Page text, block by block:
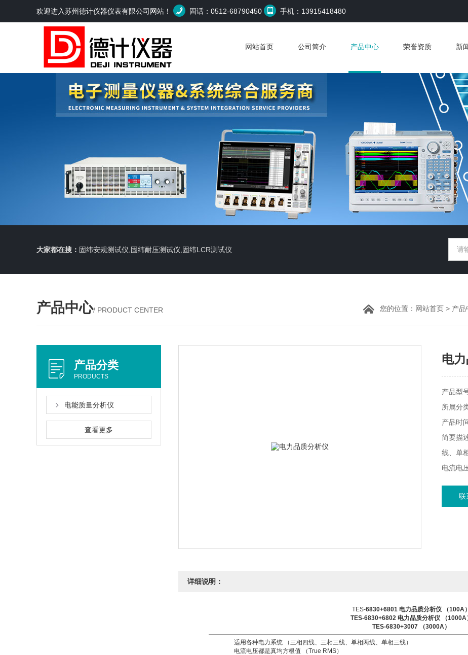
欢迎进入苏州德计仪器仪表有限公司网站！ 固话：0512-68790450 手机：13915418480
网站首页 公司简介 产品中心 荣誉资质 新
大家都在搜： 固纬安规测试仪,固纬耐压测试仪,固纬LCR测试仪
产品中心/ PRODUCT CENTER 您的位置： 网站首页 > 产品
产品分类
PRODUCTS
电能质量分析仪
查看更多
电
产品型
所属分
产品时
简要描
线、单
电流电
视在功
联
详细说明：
TES-6830+6801 电力品质分析仪 （100A）
TES-6830+6802 电力品质分析仪 （1000A
TES-6830+3007 （3000A）
适用各种电力系统 （三相四线、三相三线、单相两线、单相三线）
电流电压都是真均方根值 （True RMS）